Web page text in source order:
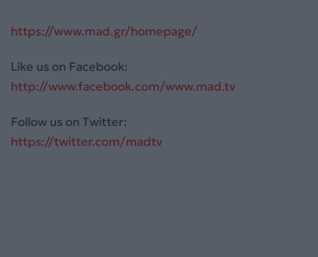
https://www.mad.gr/homepage/
Like us on Facebook:
http://www.facebook.com/www.mad.tv
Follow us on Twitter:
https://twitter.com/madtv